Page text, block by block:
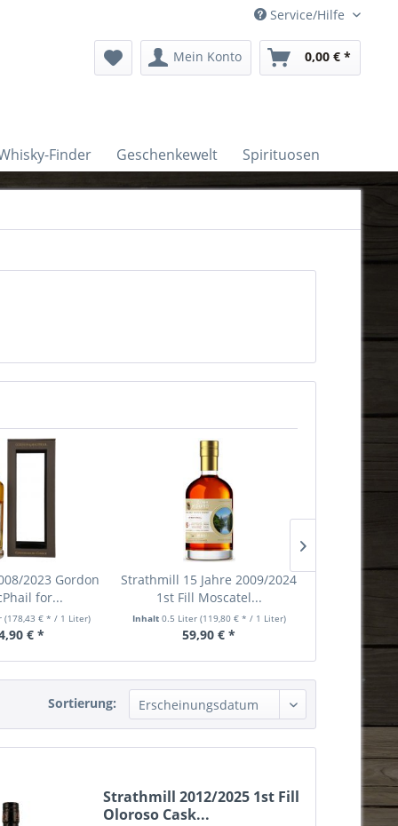
Service/Hilfe
Mein Konto 0,00 € *
Finder Geschenkewelt Spirituosen
2023 Gordon
for...
(178,43 € * / 1 Liter)
€ *
Strathmill 15 Jahre 2009/2024
1st Fill Moscatel...
Inhalt 0.5 Liter (119,80 € * / 1 Liter)
59,90 € *
Sortierung:
Strathmill 2012/2025 1st Fill
Oloroso Cask...